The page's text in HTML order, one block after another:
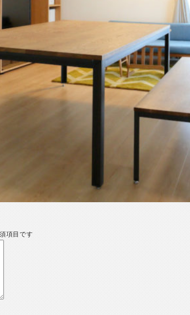
項目です